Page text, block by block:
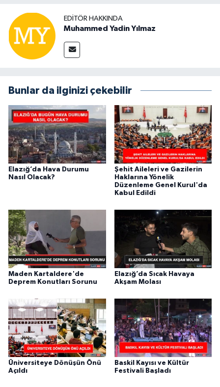
EDITÖR HAKKINDA
Muhammed Yadin Yılmaz
Bunlar da ilginizi çekebilir
Elazığ’da Hava Durumu
Nasıl Olacak?
Şehit Aileleri ve Gazilerin
Haklarına Yönelik
Düzenleme Genel Kurul'da
Kabul Edildi
Maden Kartaldere'de
Deprem Konutları Sorunu
Elazığ’da Sıcak Havaya
Akşam Molası
Üniversiteye Dönüşün Önü
Açıldı
Baskil Kayısı ve Kültür
Festivali Başladı